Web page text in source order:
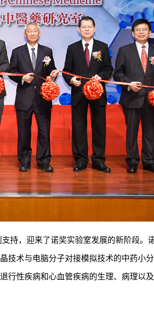
持，迎来了诺奖实验室发展的新阶段。
技术与电脑分子对接模拟技术的中药小
行性疾病和心血管疾病的生理、病理以